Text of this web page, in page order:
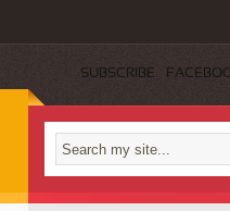
SUBSCRIBE